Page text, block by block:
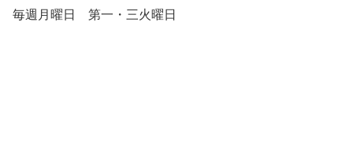
毎週月曜日 第一・三火曜日